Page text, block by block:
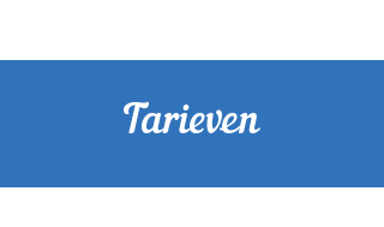
Tarieven